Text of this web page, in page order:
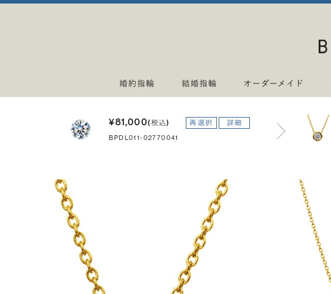
婚約指輪 結婚指輪 オーダーメイド
¥81,000(税込) 再選択 詳細
BPDL011-02770041